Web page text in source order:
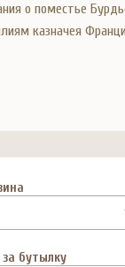
о поместье
казначея
бутылку